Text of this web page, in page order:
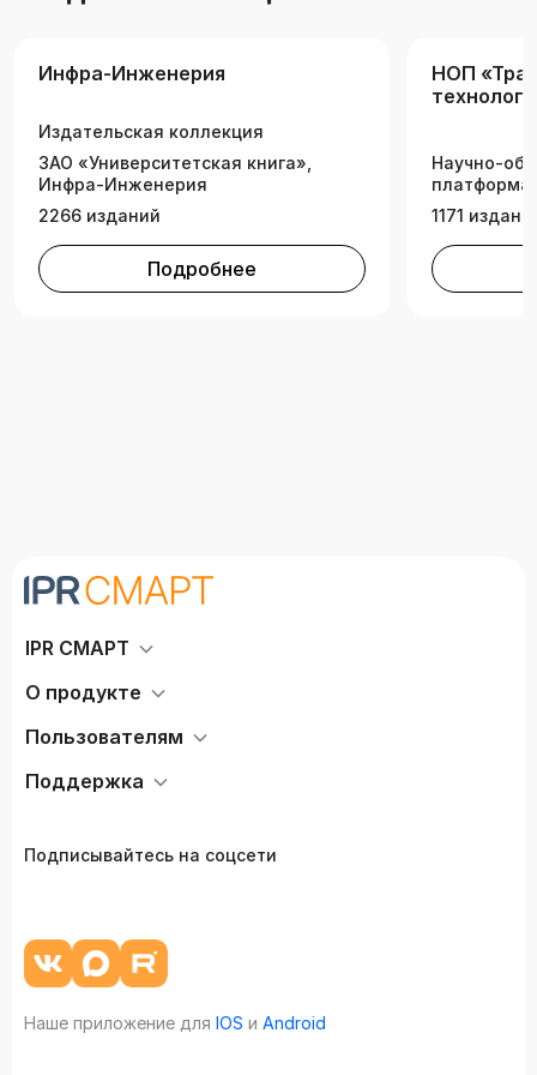
Инфра-Инженерия
Издательская коллекция
ЗАО «Университетская книга»,
Инфра-Инженерия
2266 изданий
Подробнее
НОП
Научно-
платформа
1171
IPR СМАРТ
О продукте
Пользователям
Поддержка
Подписывайтесь на соцсети
Наше приложение для IOS и Android